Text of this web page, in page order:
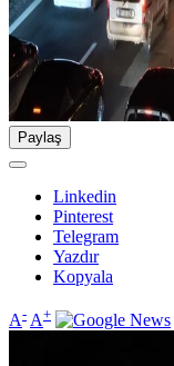
Paylaş
Linkedin
Pinterest
Telegram
Yazdır
Kopyala
A- A+